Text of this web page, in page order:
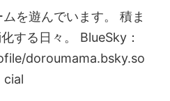
を遊んでいます。 積ま
する日々。 BlueSky：
doroumama.bsky.so
cial